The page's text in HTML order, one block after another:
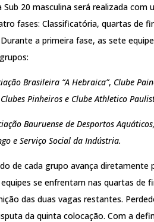
Sub 20 masculina será realizada com
fases: Classificatória, quartas de
a primeira fase, as sete
Brasileira “A Hebraica”, Clube
Pinheiros e Clube Athletico
Bauruense de Desportos
e Serviço Social da Indústria.
de cada grupo avança diretamente
se enfrentam nas quartas de
das duas vagas restantes.
da quinta colocação. Com a